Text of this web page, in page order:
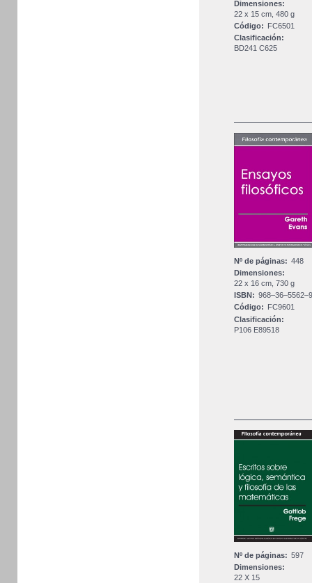
Dimensiones:
22 x 15 cm, 480 g
Código: FC6501
Clasificación:
BD241 C625
Nº de páginas: 448
Dimensiones:
22 x 16 cm, 730 g
ISBN:
Código:
FC9601
Clasificación:
P106 E89518
Nº de páginas: 597
Dimensiones:
22 X 15